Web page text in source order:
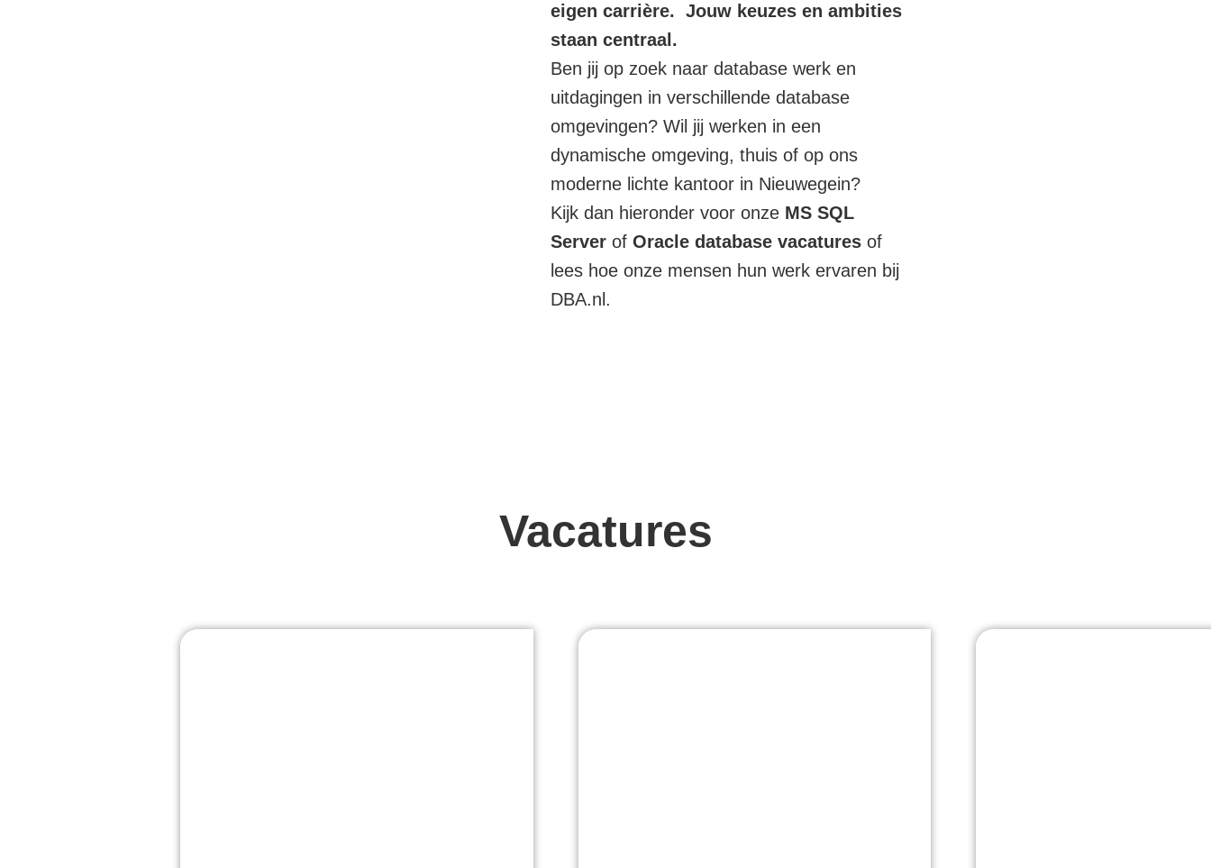
eigen carrière. Jouw keuzes en ambities
staan centraal.
Ben jij op zoek naar database werk en
uitdagingen in verschillende database
omgevingen? Wil jij werken in een
dynamische omgeving, thuis of op ons
moderne lichte kantoor in Nieuwegein?
Kijk dan hieronder voor onze MS SQL
Server ofOracle database vacatures of
lees hoe onze mensen hun werk ervaren bij
DBA.nl.
Vacatures